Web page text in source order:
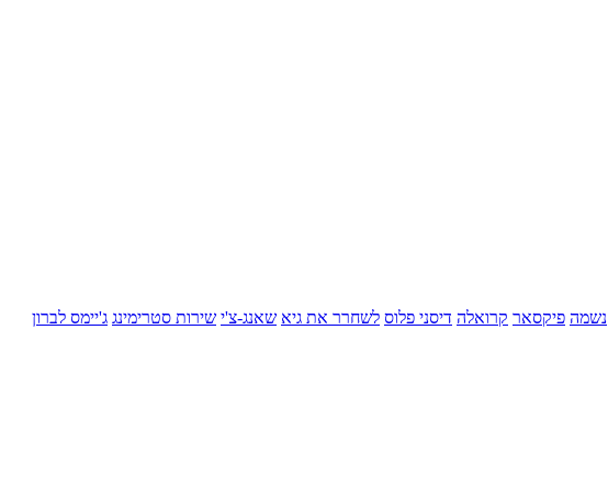
נשמה פיקסאר קרואלה דיסני פלוס לשחרר את גיא שאנג-צ'י שירות סטרימינג ג'יימס לברון